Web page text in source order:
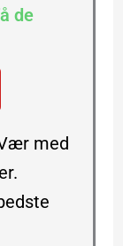
de
med